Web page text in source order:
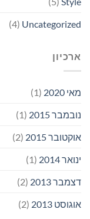
Uncategorized
(4)
ארכיון
מאי 2020
(1)
נובמבר 2015
(1)
אוקטובר 2015
(2)
ינואר 2014
(1)
דצמבר 2013
(2)
אוגוסט 2013
(2)